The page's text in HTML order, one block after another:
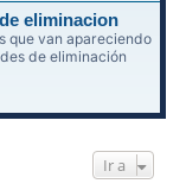
eliminacion
que van apareciendo
de eliminación
Ir a